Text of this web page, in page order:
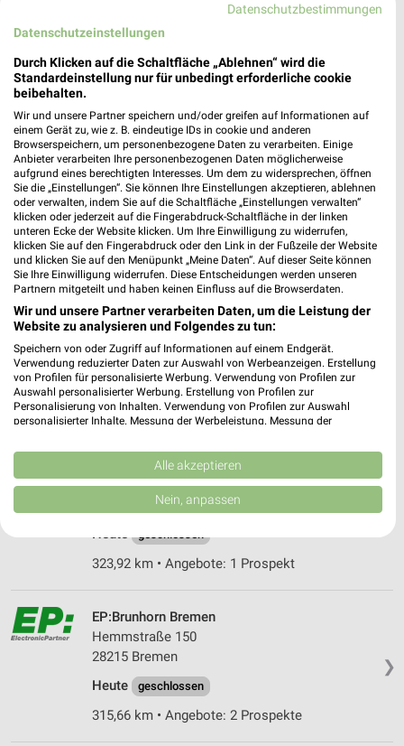
media@home Schwachhausen Bremen
Schwachhauser Heerstraße 219
28211 Bremen
312,32 km
MediaMarkt Saturn Bremen
Duckwitzstraße 55
28199 Bremen
Heute geschlossen
317,26 km • Angebote: 1 Prospekt
MediaMarkt Saturn Bremen
Papenstraße 5
28195 Bremen
Heute geschlossen
315,34 km • Angebote: 1 Prospekt
❯
MediaMarkt Saturn Delmenhorst
Seestraße 7
27755 Delmenhorst
Heute geschlossen
323,92 km • Angebote: 1 Prospekt
❯
EP:Brunhorn Bremen
Hemmstraße 150
28215 Bremen
Heute
geschlossen
315,66 km • Angebote: 2 Prospekte
Datenschutzbestimmungen
Datenschutzeinstellungen
Durch Klicken auf die Schaltfläche „Ablehnen“ wird die
Standardeinstellung nur für unbedingt erforderliche cookie
beibehalten.
Wir und unsere Partner speichern und/oder greifen auf Informationen auf
einem Gerät zu, wie z. B. eindeutige IDs in cookie und anderen
Browserspeichern, um personenbezogene Daten zu verarbeiten. Einige
Anbieter verarbeiten Ihre personenbezogenen Daten möglicherweise
aufgrund eines berechtigten Interesses. Um dem zu widersprechen, öffnen
Sie die „Einstellungen“. Sie können Ihre Einstellungen akzeptieren, ablehnen
oder verwalten, indem Sie auf die Schaltfläche „Einstellungen verwalten“
klicken oder jederzeit auf die Fingerabdruck-Schaltfläche in der linken
unteren Ecke der Website klicken. Um Ihre Einwilligung zu widerrufen,
klicken Sie auf den Fingerabdruck oder den Link in der Fußzeile der Website
und klicken Sie auf den Menüpunkt „Meine Daten“. Auf dieser Seite können
Sie Ihre Einwilligung widerrufen. Diese Entscheidungen werden unseren
Partnern mitgeteilt und haben keinen Einfluss auf die Browserdaten.
Wir und unsere Partner verarbeiten Daten, um die Leistung der
Website zu analysieren und Folgendes zu tun:
Speichern von oder Zugriff auf Informationen auf einem Endgerät.
Verwendung reduzierter Daten zur Auswahl von Werbeanzeigen. Erstellung
von Profilen für personalisierte Werbung. Verwendung von Profilen zur
Auswahl personalisierter Werbung. Erstellung von Profilen zur
Personalisierung von Inhalten. Verwendung von Profilen zur Auswahl
personalisierter Inhalte. Messung der Werbeleistung. Messung der
Kombinationen von Daten aus verschiedenen Quellen. Entwicklung und
Verbesserung der Angebote. Verwendung reduzierter Daten zur Auswahl
von Inhalten.
Daten können außerhalb der Europäischen Union weitergegeben und in die
Website/App.
Partnerliste anzeigen (1 IAB-Anbieter)
IAB-Verarbeitungszwecke:
Speichern von oder Zugriff auf Informationen
auf einem Endgerät
Verwendung reduzierter Daten zur Auswahl von
Alle akzeptieren
Nein, anpassen